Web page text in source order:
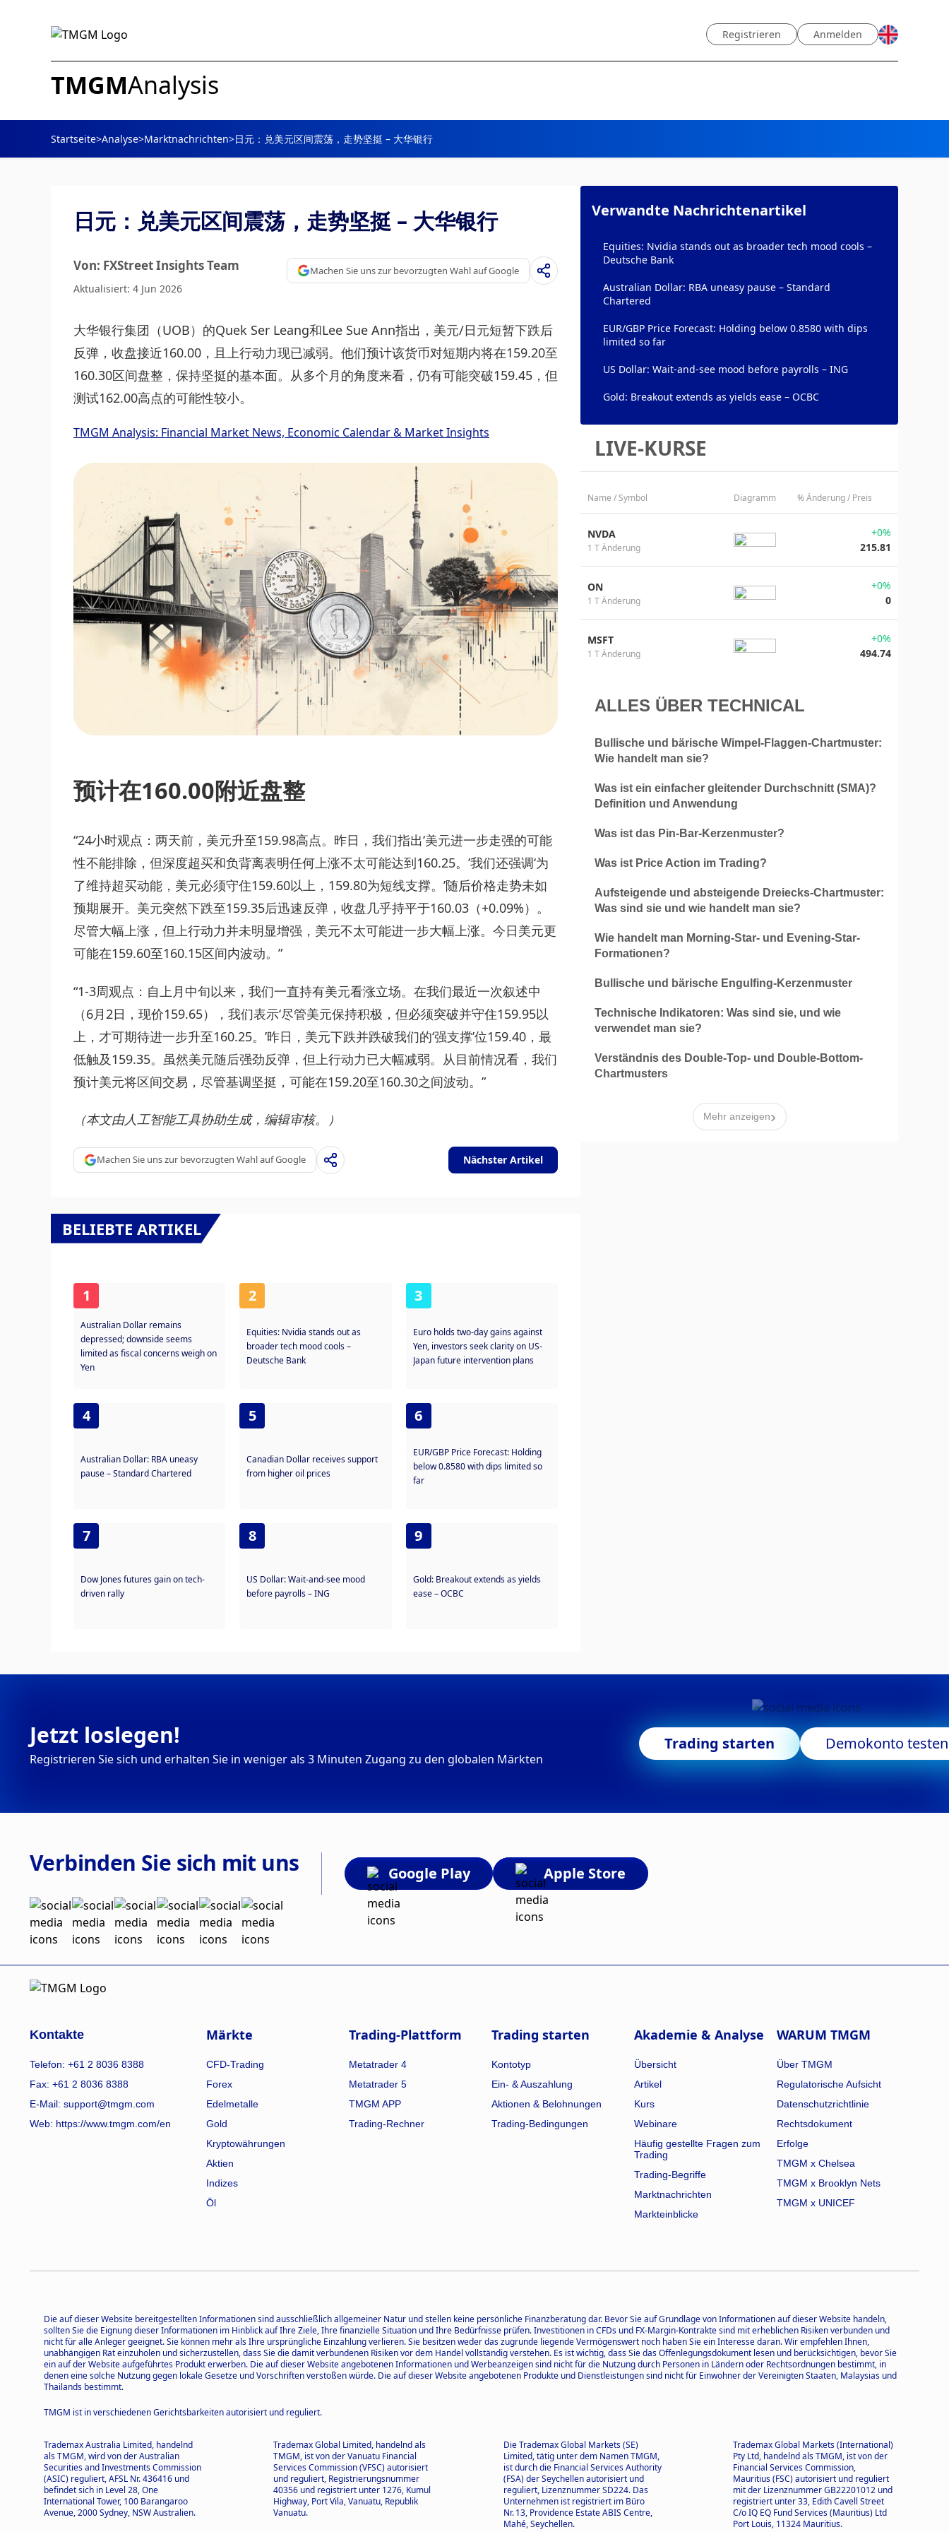
Registrieren Anmelden
TMGMAnalysis
Startseite>Analyse>Marktnachrichten>日元：兑美元区间震荡，走势坚挺 – 大华银行
日元：兑美元区间震荡，走势坚挺 – 大华银行
Von: FXStreet Insights Team
Aktualisiert: 4 Jun 2026
Machen Sie uns zur bevorzugten Wahl auf Google
大华银行集团（UOB）的Quek Ser Leang和Lee Sue Ann指出，美元/日元短暂下跌后
反弹，收盘接近160.00，且上行动力现已减弱。他们预计该货币对短期内将在159.20至
160.30区间盘整，保持坚挺的基本面。从多个月的角度来看，仍有可能突破159.45，但
测试162.00高点的可能性较小。
TMGM Analysis: Financial Market News, Economic Calendar & Market Insights
预计在160.00附近盘整
“24小时观点：两天前，美元升至159.98高点。昨日，我们指出‘美元进一步走强的可能
性不能排除，但深度超买和负背离表明任何上涨不太可能达到160.25。’我们还强调‘为
了维持超买动能，美元必须守住159.60以上，159.80为短线支撑。’随后价格走势未如
预期展开。美元突然下跌至159.35后迅速反弹，收盘几乎持平于160.03（+0.09%）。
尽管大幅上涨，但上行动力并未明显增强，美元不太可能进一步大幅上涨。今日美元更
可能在159.60至160.15区间内波动。”
“1-3周观点：自上月中旬以来，我们一直持有美元看涨立场。在我们最近一次叙述中
（6月2日，现价159.65），我们表示‘尽管美元保持积极，但必须突破并守住159.95以
上，才可期待进一步升至160.25。’昨日，美元下跌并跌破我们的‘强支撑’位159.40，最
低触及159.35。虽然美元随后强劲反弹，但上行动力已大幅减弱。从目前情况看，我们
预计美元将区间交易，尽管基调坚挺，可能在159.20至160.30之间波动。”
（本文由人工智能工具协助生成，编辑审核。）
Machen Sie uns zur bevorzugten Wahl auf Google Nächster Artikel
BELIEBTE ARTIKEL
1
Australian Dollar remains
depressed; downside seems
limited as fiscal concerns weigh on
Yen
2
Equities: Nvidia stands out as
broader tech mood cools –
Deutsche Bank
3
Euro holds two-day gains against
Yen, investors seek clarity on US-
Japan future intervention plans
4
Australian Dollar: RBA uneasy
pause – Standard Chartered
5
Canadian Dollar receives support
from higher oil prices
6
EUR/GBP Price Forecast: Holding
below 0.8580 with dips limited so
far
7
Dow Jones futures gain on tech-
driven rally
8
US Dollar: Wait-and-see mood
before payrolls – ING
9
Gold: Breakout extends as yields
ease – OCBC
Verwandte Nachrichtenartikel
Equities: Nvidia stands out as broader tech mood cools –
Deutsche Bank
Australian Dollar: RBA uneasy pause – Standard
Chartered
EUR/GBP Price Forecast: Holding below 0.8580 with dips
limited so far
US Dollar: Wait-and-see mood before payrolls – ING
Gold: Breakout extends as yields ease – OCBC
LIVE-KURSE
Name / Symbol Diagramm % Änderung / Preis
NVDA
1 T Änderung
+0%
215.81
ON
1 T Änderung
+0%
0
MSFT
1 T Änderung
+0%
494.74
ALLES ÜBER TECHNICAL
Bullische und bärische Wimpel-Flaggen-Chartmuster:
Wie handelt man sie?
Was ist ein einfacher gleitender Durchschnitt (SMA)?
Definition und Anwendung
Was ist das Pin-Bar-Kerzenmuster?
Was ist Price Action im Trading?
Aufsteigende und absteigende Dreiecks-Chartmuster:
Was sind sie und wie handelt man sie?
Wie handelt man Morning-Star- und Evening-Star-
Formationen?
Bullische und bärische Engulfing-Kerzenmuster
Technische Indikatoren: Was sind sie, und wie
verwendet man sie?
Verständnis des Double-Top- und Double-Bottom-
Chartmusters
Mehr anzeigen›
Jetzt loslegen!
Registrieren Sie sich und erhalten Sie in weniger als 3 Minuten Zugang zu den globalen Märkten
Trading starten Demokonto testen
Verbinden Sie sich mit uns Google Play Apple Store
Kontakte
Telefon: +61 2 8036 8388
Fax: +61 2 8036 8388
E-Mail: support@tmgm.com
Web: https://www.tmgm.com/en
Märkte
CFD-Trading
Forex
Edelmetalle
Gold
Kryptowährungen
Aktien
Indizes
Öl
Trading-Plattform
Metatrader 4
Metatrader 5
TMGM APP
Trading-Rechner
Trading starten
Kontotyp
Ein- & Auszahlung
Aktionen & Belohnungen
Trading-Bedingungen
Akademie & Analyse
Übersicht
Artikel
Kurs
Webinare
Häufig gestellte Fragen zum
Trading
Trading-Begriffe
Marktnachrichten
Markteinblicke
WARUM TMGM
Über TMGM
Regulatorische Aufsicht
Datenschutzrichtlinie
Rechtsdokument
Erfolge
TMGM x Chelsea
TMGM x Brooklyn Nets
TMGM x UNICEF
Die auf dieser Website bereitgestellten Informationen sind ausschließlich allgemeiner Natur und stellen keine persönliche Finanzberatung dar. Bevor Sie auf Grundlage von Informationen auf dieser Website handeln,
sollten Sie die Eignung dieser Informationen im Hinblick auf Ihre Ziele, Ihre finanzielle Situation und Ihre Bedürfnisse prüfen. Investitionen in CFDs und FX-Margin-Kontrakte sind mit erheblichen Risiken verbunden und
nicht für alle Anleger geeignet. Sie können mehr als Ihre ursprüngliche Einzahlung verlieren. Sie besitzen weder das zugrunde liegende Vermögenswert noch haben Sie ein Interesse daran. Wir empfehlen Ihnen,
unabhängigen Rat einzuholen und sicherzustellen, dass Sie die damit verbundenen Risiken vor dem Handel vollständig verstehen. Es ist wichtig, dass Sie das Offenlegungsdokument lesen und berücksichtigen, bevor Sie
ein auf der Website aufgeführtes Produkt erwerben. Die auf dieser Website angebotenen Informationen und Werbeanzeigen sind nicht für die Nutzung durch Personen in Ländern oder Rechtsordnungen bestimmt, in
denen eine solche Nutzung gegen lokale Gesetze und Vorschriften verstoßen würde. Die auf dieser Website angebotenen Produkte und Dienstleistungen sind nicht für Einwohner der Vereinigten Staaten, Malaysias und
Thailands bestimmt.
TMGM ist in verschiedenen Gerichtsbarkeiten autorisiert und reguliert.
Trademax Australia Limited, handelnd
als TMGM, wird von der Australian
Securities and Investments Commission
(ASIC) reguliert, AFSL Nr. 436416 und
befindet sich in Level 28, One
International Tower, 100 Barangaroo
Avenue, 2000 Sydney, NSW Australien.
Trademax Global Limited, handelnd als
TMGM, ist von der Vanuatu Financial
Services Commission (VFSC) autorisiert
und reguliert, Registrierungsnummer
40356 und registriert unter 1276, Kumul
Highway, Port Vila, Vanuatu, Republik
Vanuatu.
Die Trademax Global Markets (SE)
Limited, tätig unter dem Namen TMGM,
ist durch die Financial Services Authority
(FSA) der Seychellen autorisiert und
reguliert, Lizenznummer SD224. Das
Unternehmen ist registriert im Büro
Nr. 13, Providence Estate ABIS Centre,
Mahé, Seychellen.
Trademax Global Markets (International)
Pty Ltd, handelnd als TMGM, ist von der
Financial Services Commission,
Mauritius (FSC) autorisiert und reguliert
mit der Lizenznummer GB22201012 und
registriert unter 33, Edith Cavell Street
C/o IQ EQ Fund Services (Mauritius) Ltd
Port Louis, 11324 Mauritius.